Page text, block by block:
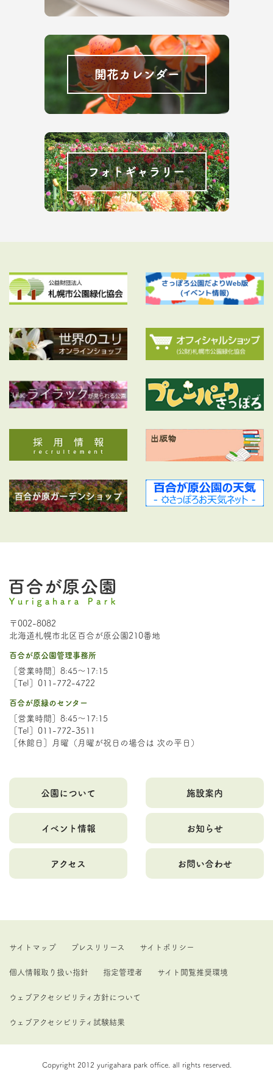
〒002-8082
北海道札幌市北区百合が原公園210番地
百合が原公園管理事務所
［営業時間］8:45～17:15
［Tel］011-772-4722
百合が原緑のセンター
［営業時間］8:45～17:15
［Tel］011-772-3511
［休館日］月曜（月曜が祝日の場合は 次の平日）
公園について 施設案内
イベント情報 お知らせ
アクセス お問い合わせ
サイトマップ プレスリリース サイトポリシー
個人情報取り扱い指針 指定管理者 サイト閲覧推奨環境
ウェブアクセシビリティ方針について
ウェブアクセシビリティ試験結果
Copyright 2012 yurigahara park office. all rights reserved.